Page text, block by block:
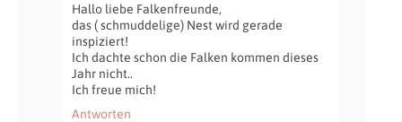
Hallo liebe Falkenfreunde,
das ( schmuddelige) Nest wird gerade
inspiziert!
Ich dachte schon die Falken kommen dieses
Jahr nicht..
Ich freue mich!
Antworten